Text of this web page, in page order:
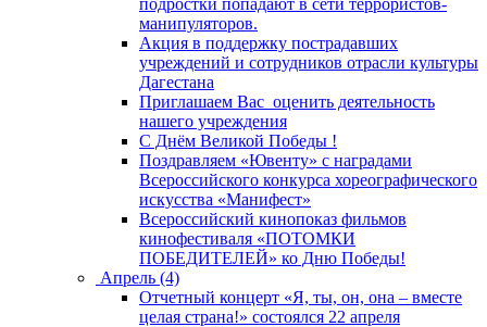
манипуляторов.
Акция в поддержку пострадавших
учреждений и сотрудников отрасли культуры
Дагестана
Приглашаем Вас оценить деятельность
нашего учреждения
C Днём Великой Победы !
Поздравляем «Ювенту» с наградами
Всероссийского конкурса хореографического
искусства «Манифест»
Всероссийский кинопоказ фильмов
кинофестиваля «ПОТОМКИ
ПОБЕДИТЕЛЕЙ» ко Дню Победы!
Апрель (4)
Отчетный концерт «Я, ты, он, она – вместе
целая страна!» состоялся 22 апреля